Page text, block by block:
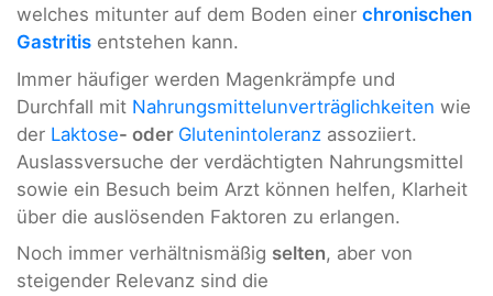
welches mitunter auf dem Boden einer chronischen
Gastritis entstehen kann.
Immer häufiger werden Magenkrämpfe und
Durchfall mit Nahrungsmittelunverträglichkeiten wie
der Laktose- oder Glutenintoleranz assoziiert.
Auslassversuche der verdächtigten Nahrungsmittel
sowie ein Besuch beim Arzt können helfen, Klarheit
über die auslösenden Faktoren zu erlangen.
Noch immer verhältnismäßig selten, aber von
steigender Relevanz sind die